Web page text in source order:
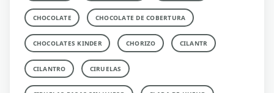
CHOCOLATE CHOCOLATE DE COBERTURA
CHOCOLATES KINDER CHORIZO CILANTR
CILANTRO CIRUELAS